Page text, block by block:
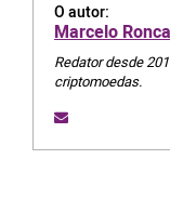
O autor:
Marcelo
Redator desde
criptomoedas.